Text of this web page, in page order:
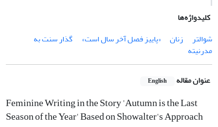
کلیدواژه‌ها
شوالتر
زنان «پاییز فصل آخر سال است»
گذار سنت به
مدرنیته
عنوان مقاله English
Feminine Writing in the Story 'Autumn is the Last
Season of the Year' Based on Showalter's Approach